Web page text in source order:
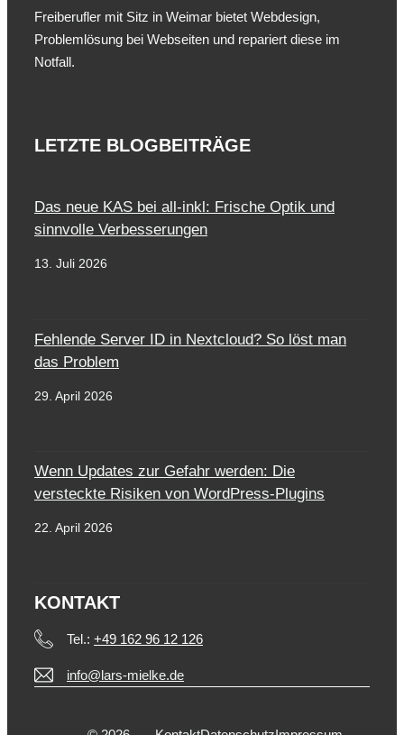
Freiberufler mit Sitz in Weimar bietet Webdesign,
Problemlösung bei Webseiten und repariert diese im
Notfall.
LETZTE BLOGBEITRÄGE
Das neue KAS bei all-inkl: Frische Optik und
sinnvolle Verbesserungen
13. Juli 2026
Fehlende Server ID in Nextcloud? So löst man
das Problem
29. April 2026
Wenn Updates zur Gefahr werden: Die
versteckte Risiken von WordPress-Plugins
22. April 2026
KONTAKT
Tel.: +49 162 96 12 126
info@lars-mielke.de